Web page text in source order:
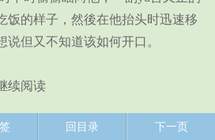
饭的样子，然後在他抬头时迅速移
但又不知道该如何开口。
续阅读
回目录 下一页